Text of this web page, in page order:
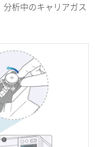
析中のキャリアガス